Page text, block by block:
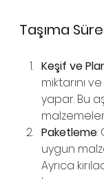
Taşıma
Keşif ve
miktarını
yapar. Bu
Paketleme:
uygun
Ayrıca